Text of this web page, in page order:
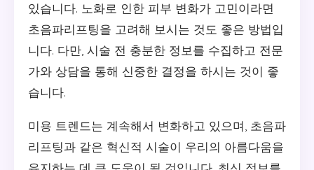
있습니다. 노화로 인한 피부 변화가 고민이라면
초음파리프팅을 고려해 보시는 것도 좋은 방법입
니다. 다만, 시술 전 충분한 정보를 수집하고 전문
가와 상담을 통해 신중한 결정을 하시는 것이 좋
습니다.
미용 트렌드는 계속해서 변화하고 있으며, 초음파
리프팅과 같은 혁신적 시술이 우리의 아름다움을